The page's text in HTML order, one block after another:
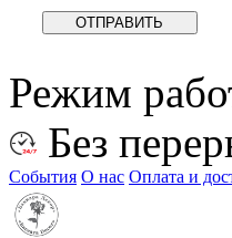
Режим
Без
События О нас Оплата и